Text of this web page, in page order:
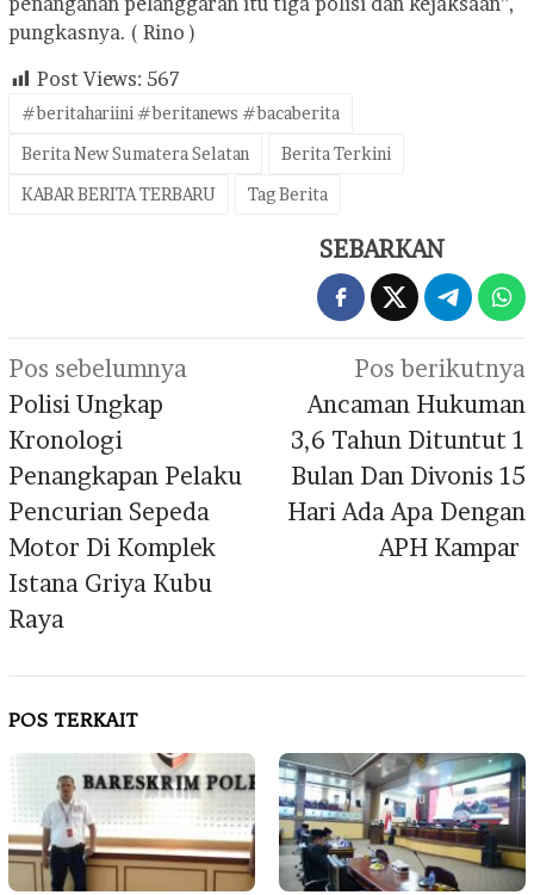
pungkasnya. ( Rino )
Post Views: 567
#beritahariini #beritanews #bacaberita
Berita New Sumatera Selatan
Berita Terkini
KABAR BERITA TERBARU
Tag Berita
SEBARKAN
Navigasi
pos
Pos sebelumnya
Polisi Ungkap
Kronologi
Penangkapan Pelaku
Pencurian Sepeda
Motor Di Komplek
Istana Griya Kubu
Raya
Pos berikutnya
Ancaman Hukuman
3,6 Tahun Dituntut 1
Bulan Dan Divonis 15
Hari Ada Apa Dengan
APH Kampar
POS TERKAIT